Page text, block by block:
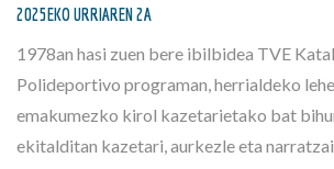
2025EKO URRIAREN 2A
1978an hasi zuen bere ibilbidea TVE
Polideportivo programan, herrialdeko
emakumezko kirol kazetarietako bat
ekitalditan kazetari, aurkezle eta